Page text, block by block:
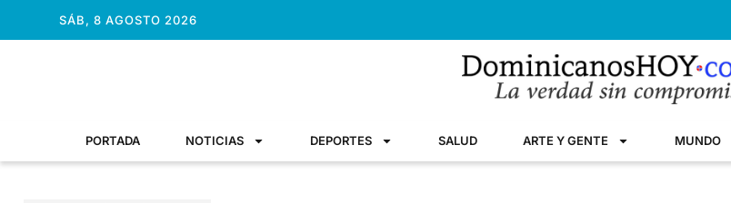
SÁB, 8 AGOSTO 2026
PORTADA NOTICIAS DEPORTES SALUD ARTE Y GENTE MUNDO